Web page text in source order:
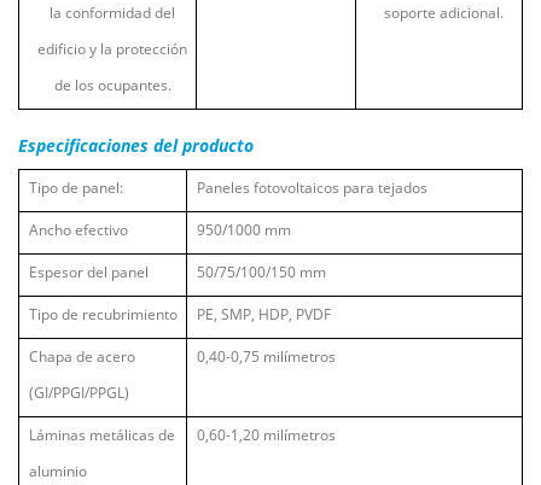
la conformidad del
edificio y la protección
de los ocupantes.
soporte adicional.
Especificaciones del producto
Tipo de panel: Paneles fotovoltaicos para tejados
Ancho efectivo 950/1000 mm
Espesor del panel 50/75/100/150 mm
Tipo de recubrimiento PE, SMP, HDP, PVDF
Chapa de acero
(GI/PPGI/PPGL)
0,40-0,75 milímetros
Láminas metálicas de
aluminio
0,60-1,20 milímetros